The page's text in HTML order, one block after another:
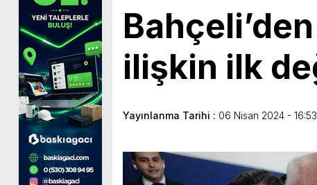
ilişkin ilk
Yayınlanma Tarihi : 06 Nisan 2024 - 16:53